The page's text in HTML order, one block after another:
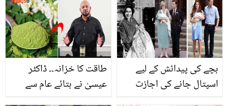
سے چھلانگ لگا دی
کر آپ بھی ایسا ہی کرنے
لگیں گے
طاقت کا خزانہ۔۔ ڈاکٹر
عیسیٰ نے بتائے عام سے
بچے کی پیدائش کے لیے
اسپتال جانے کی اجازت